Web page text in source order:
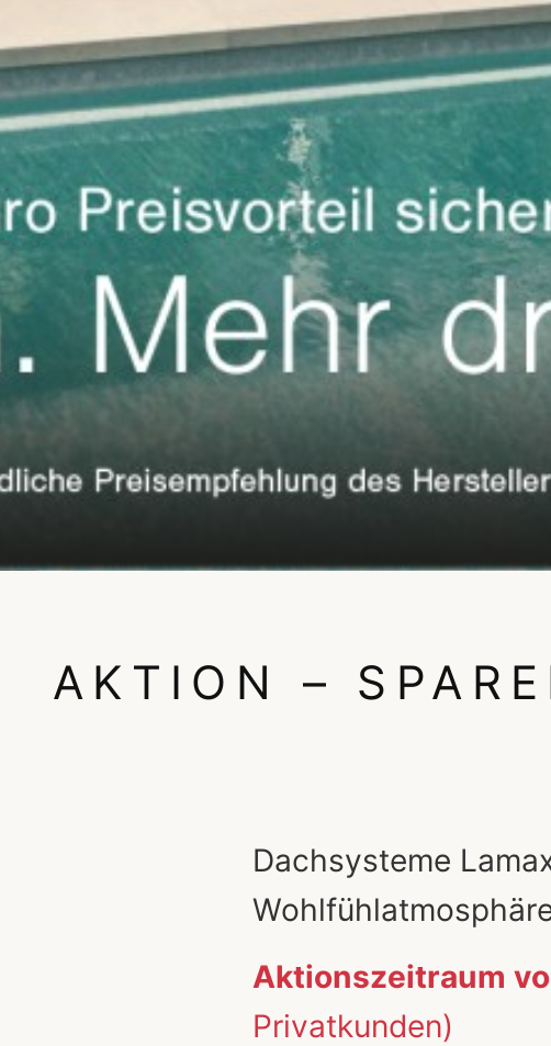
AKTION –
Dachsysteme
Aktionszeitraum
Privatkunden)